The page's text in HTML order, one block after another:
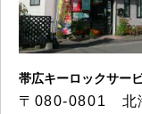
帯広キーロックサー
〒080-0801 北